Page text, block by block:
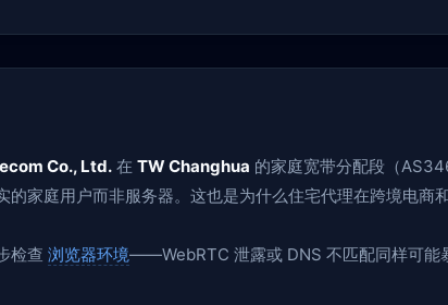
Co., Ltd. 在 TW Changhua 的家庭宽带分配段（
家庭用户而非服务器。这也是为什么住宅代理在跨境电商
检查 浏览器环境——WebRTC 泄露或 DNS 不匹配同样可能